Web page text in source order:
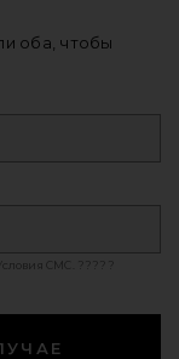
оба, чтобы
Условия СМС